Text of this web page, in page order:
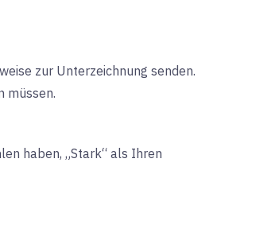
zur Unterzeichnung senden.
müssen.
haben, „Stark“ als Ihren